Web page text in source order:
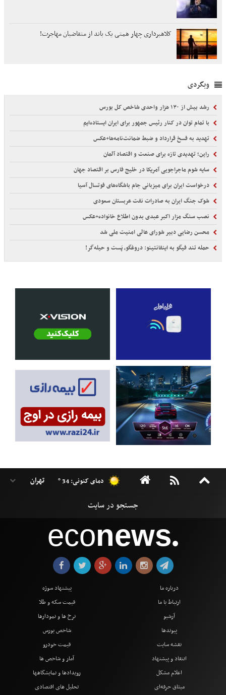
کلاهبرداری چهار همتی یک باند از متقاضیان مهاجرت!
وبگردی
رشد بیش از ۱۳۰ هزار واحدی شاخص کل بورس
با تمام توان در کنار رئیس جمهور برای ایران ایستاده‌ایم
تهدید به فسخ قرارداد و ضبط ضمانت‌نامه‌ها+عکس
راین؛ تهدیدی تازه برای صنعت و اقتصاد آلمان
سایه شوم ماجراجویی آمریکا در خلیج فارس بر اقتصاد جهان
درخواست ایران برای میزبانی جام باشگاه‌های فوتسال آسیا
شوک جنگ ایران به صادرات نفت عربستان سعودی
نصب سنگ مزار اکبر عبدی بدون اطلاع خانواده+عکس
محسن رضایی دبیر شورای عالی امنیت ملی شد
حمله تند فیگو به اینفانتینو: دروغگو، پَست‌ و حیله‌گر!
دمای کنونی: 34 °
econews●
درباره ما
ارتباط با ما
آرشیو
پیوندها
نقشه سایت
انتقاد و پیشنهاد
اعلام مشکل
میثاق حرفه‌ای
پیشنهاد سوژه
قیمت سکه و طلا
نرخ ها و نمودارها
شاخص بورس
قیمت خودرو
آمار و شاخص ها
رویدادها و نمایشگاهها
تحلیل های اقتصادی